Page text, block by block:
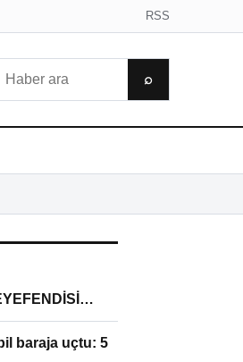
RSS
⌕
baraja uçtu: 5